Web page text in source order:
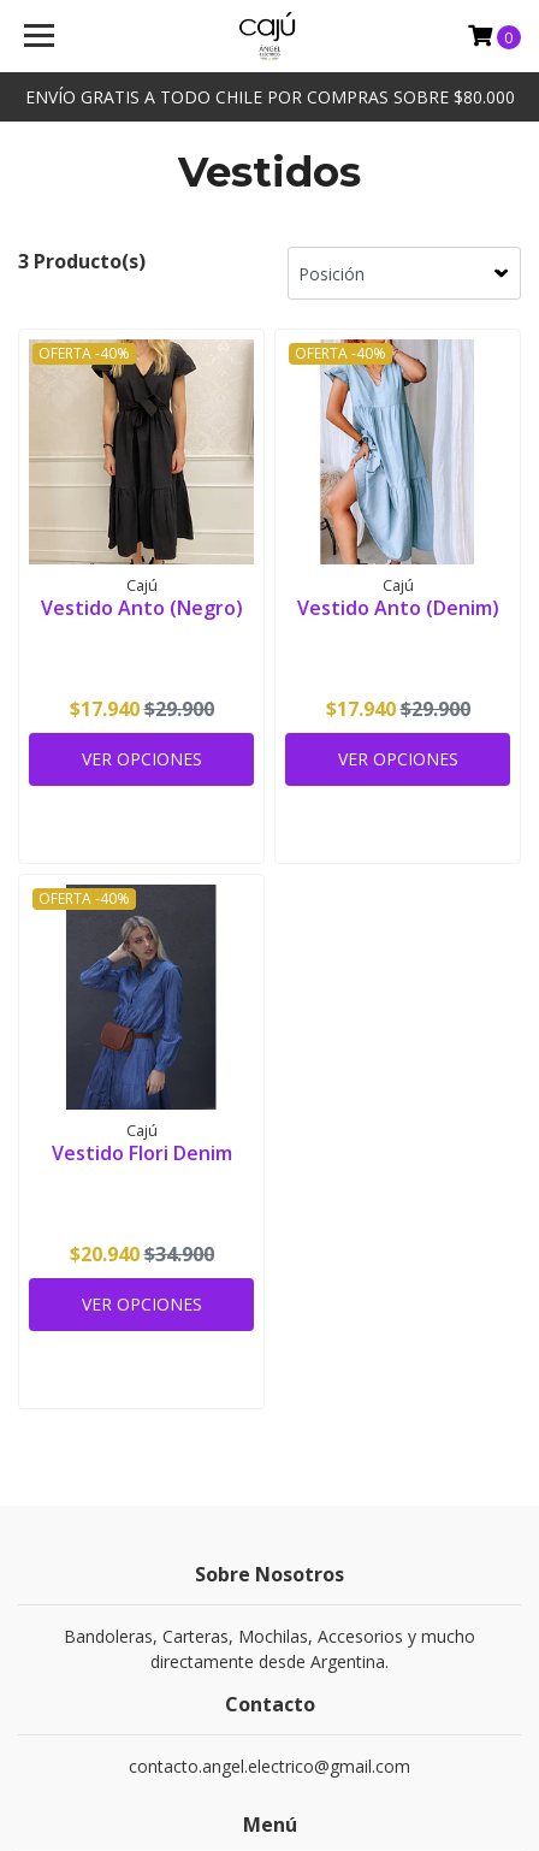
ENVÍO GRATIS A TODO CHILE POR COMPRAS SOBRE $80.000
0
Vestidos
3 Producto(s)
OFERTA -40%
Cajú
Vestido Anto (Negro)
$17.940$29.900
VER OPCIONES
OFERTA -40%
Cajú
Vestido Anto (Denim)
$17.940$29.900
VER OPCIONES
OFERTA -40%
Cajú
Vestido Flori Denim
$20.940$34.900
VER OPCIONES
Sobre Nosotros
Bandoleras, Carteras, Mochilas, Accesorios y mucho
directamente desde Argentina.
Contacto
contacto.angel.electrico@gmail.com
Menú